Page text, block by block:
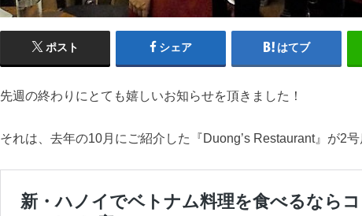
ポスト シェア はてブ
先週の終わりにとても嬉しいお知らせを頂きました！
それは、去年の10月にご紹介した『Duong’s Restaurant』が2